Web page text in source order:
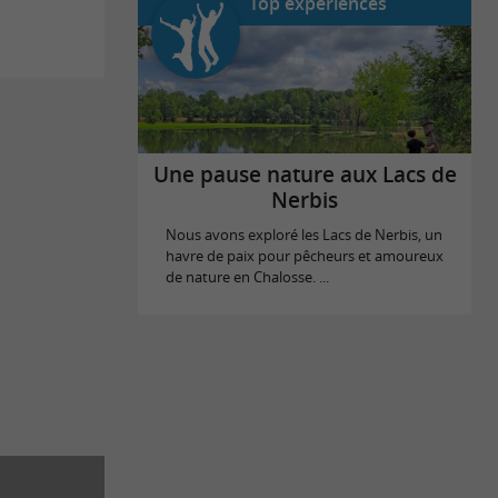
Une pause nature aux Lacs de
Nerbis
Nous avons exploré les Lacs de Nerbis, un
havre de paix pour pêcheurs et amoureux
de nature en Chalosse. ...